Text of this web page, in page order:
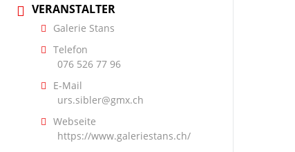
VERANSTALTER
Galerie Stans
Telefon
076 526 77 96
E-Mail
urs.sibler@gmx.ch
Webseite
https://www.galeriestans.ch/